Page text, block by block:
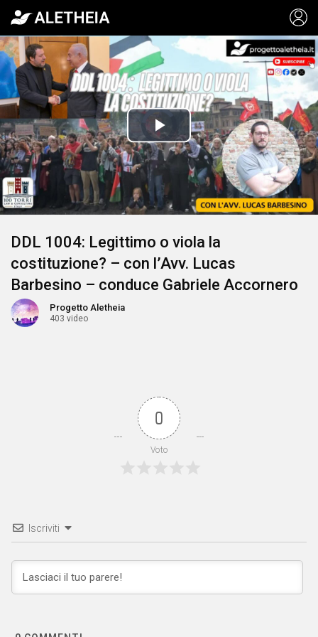
Video
Player
is
loading.Play
Video
DDL 1004: Legittimo o viola la
costituzione? – con l’Avv. Lucas
Barbesino – conduce Gabriele Accornero
Progetto Aletheia
403 video
0
Voto
Iscriviti